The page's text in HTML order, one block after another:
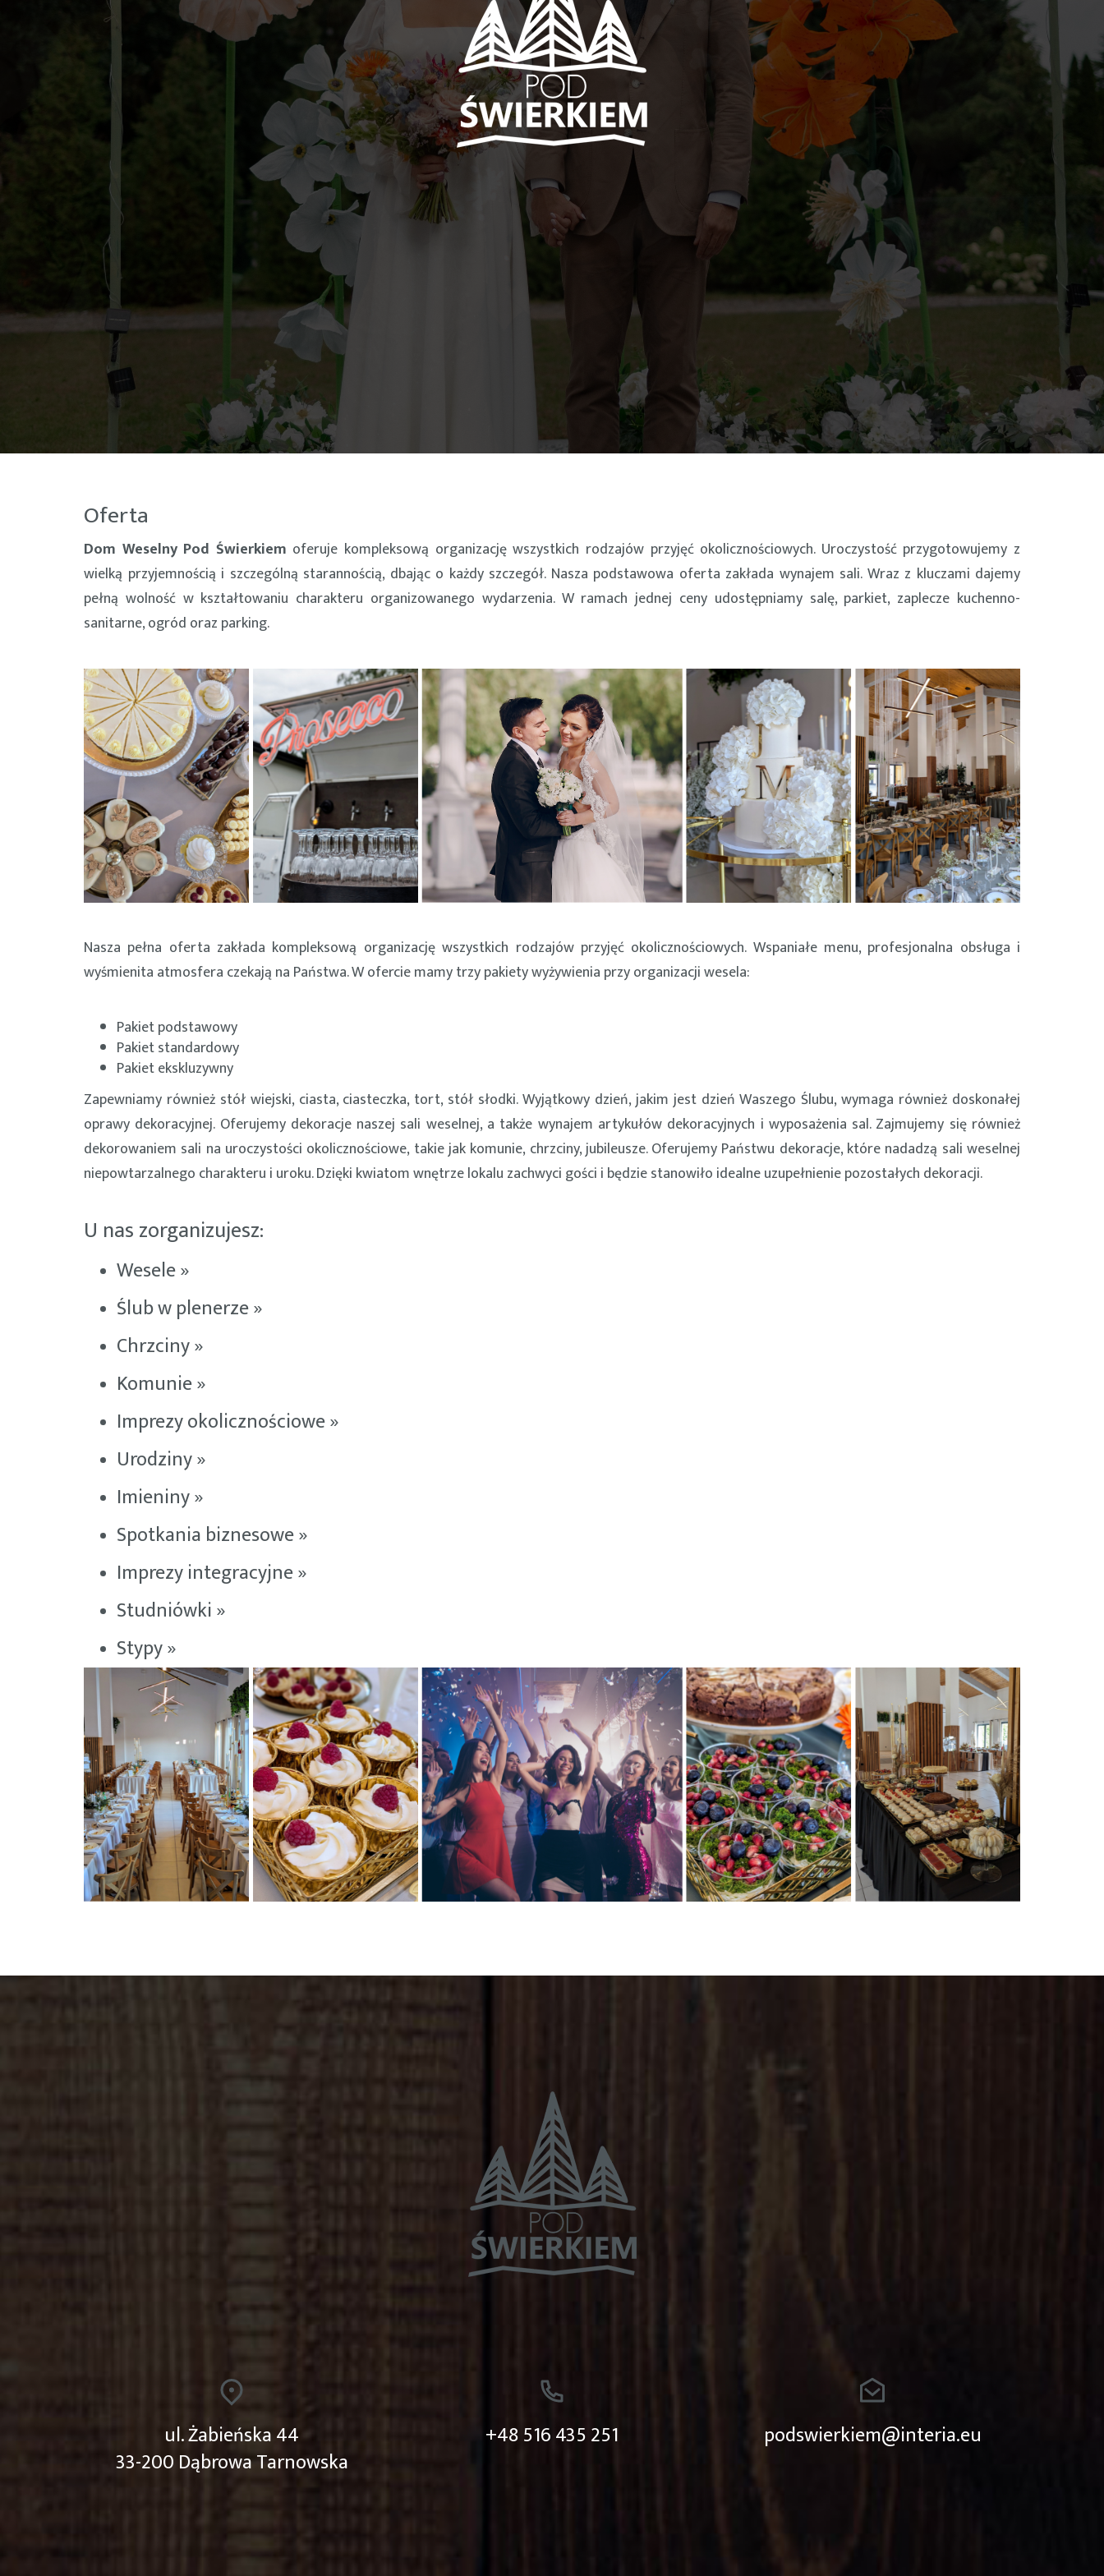
Oferta
Dom Weselny Pod Świerkiem oferuje kompleksową organizację wszystkich rodzajów przyjęć okolicznościowych. Uroczystość przygotowujemy z
wielką przyjemnością i szczególną starannością, dbając o każdy szczegół. Nasza podstawowa oferta zakłada wynajem sali. Wraz z kluczami dajemy
pełną wolność w kształtowaniu charakteru organizowanego wydarzenia. W ramach jednej ceny udostępniamy salę, parkiet, zaplecze kuchenno-
sanitarne, ogród oraz parking.
Nasza pełna oferta zakłada kompleksową organizację wszystkich rodzajów przyjęć okolicznościowych. Wspaniałe menu, profesjonalna obsługa i
wyśmienita atmosfera czekają na Państwa. W ofercie mamy trzy pakiety wyżywienia przy organizacji wesela:
Pakiet podstawowy
Pakiet standardowy
Pakiet ekskluzywny
Zapewniamy również stół wiejski, ciasta, ciasteczka, tort, stół słodki. Wyjątkowy dzień, jakim jest dzień Waszego Ślubu, wymaga również doskonałej
oprawy dekoracyjnej. Oferujemy dekoracje naszej sali weselnej, a także wynajem artykułów dekoracyjnych i wyposażenia sal. Zajmujemy się również
dekorowaniem sali na uroczystości okolicznościowe, takie jak komunie, chrzciny, jubileusze. Oferujemy Państwu dekoracje, które nadadzą sali weselnej
niepowtarzalnego charakteru i uroku. Dzięki kwiatom wnętrze lokalu zachwyci gości i będzie stanowiło idealne uzupełnienie pozostałych dekoracji.
U nas zorganizujesz:
Wesele »
Ślub w plenerze »
Chrzciny »
Komunie »
Imprezy okolicznościowe »
Urodziny »
Imieniny »
Spotkania biznesowe »
Imprezy integracyjne »
Studniówki »
Stypy »
ul. Żabieńska 44
33-200 Dąbrowa Tarnowska
+48 516 435 251 podswierkiem@interia.eu